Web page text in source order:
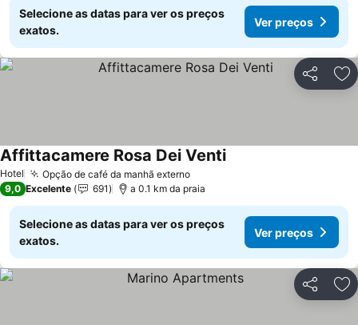
Selecione as datas para ver os preços
exatos.
Ver preços
Partilhar
Hotel Opção de café da manhã externoVer preços
Affittacamere Rosa Dei VentiVer preços
9,0 Excelente 691 a 0.1 km da praia
Selecione as datas para ver os preços
exatos.
Ver preços
Partilhar